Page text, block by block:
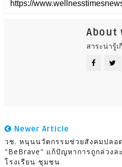
About
สาระน่ารู้
Newer Article
วช. หนุนนวัตกรรมช่วยสังคมปลอ
"BeBrave" แก้ปัญหาการถูกล่วงล
โรงเรียน ชุมชน